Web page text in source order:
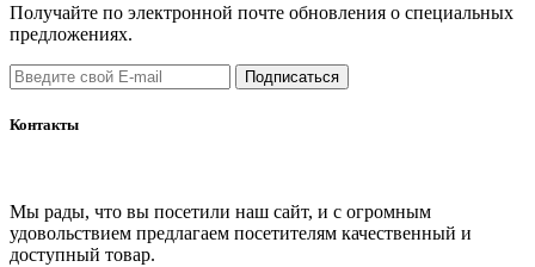
Получайте по электронной почте обновления о специальных
предложениях.
Подписаться
Контакты
Мы рады, что вы посетили наш сайт, и с огромным
удовольствием предлагаем посетителям качественный и
доступный товар.